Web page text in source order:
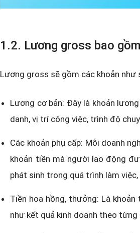
1.2. Lương gross bao
Lương gross sẽ gồm các khoản như
Lương cơ bản: Đây là khoản
danh, vị trí công việc, trình độ
Các khoản phụ cấp: Mỗi doanh
khoản tiền mà người lao động
phát sinh trong quá trình làm
Tiền hoa hồng, thưởng: Là
như kết quả kinh doanh theo từng